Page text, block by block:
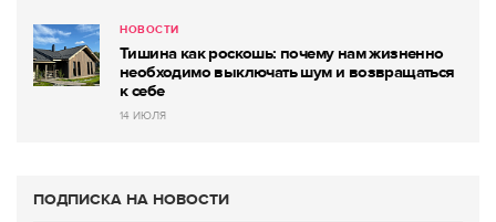
НОВОСТИ
Тишина как роскошь: почему нам жизненно
необходимо выключать шум и возвращаться
к себе
14 ИЮЛЯ
ПОДПИСКА НА НОВОСТИ